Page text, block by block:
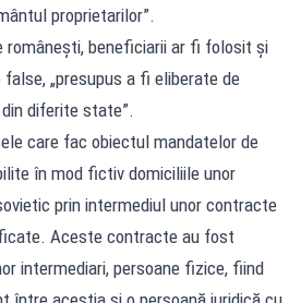
proprietarilor”.
românești, beneficiarii ar fi folosit și
„presupus a fi eliberate de
diferite state”.
care fac obiectul mandatelor de
în mod fictiv domiciliile unor
prin intermediul unor contracte
Aceste contracte au fost
intermediari, persoane fizice, fiind